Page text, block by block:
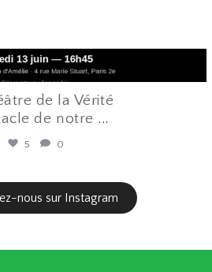
de la Vérité
de notre ...
5 0
nous sur Instagram